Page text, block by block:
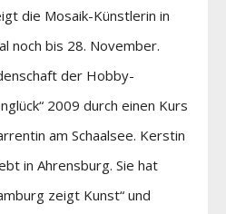
die Mosaik-Künstlerin in
noch bis 28. November.
der Hobby-
2009 durch einen Kurs
am Schaalsee. Kerstin
in Ahrensburg. Sie hat
zeigt Kunst“ und